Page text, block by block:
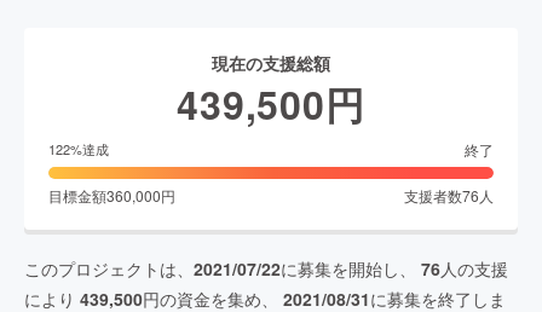
現在の支援総額
439,500円
122%達成 終了
目標金額360,000円 支援者数76 人
このプロジェクトは、 2021/07/22に募集を開始し、 76人の支援
により 439,500円の資金を集め、 2021/08/31に募集を終了しま